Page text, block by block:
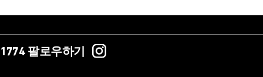
1774 팔로우하기